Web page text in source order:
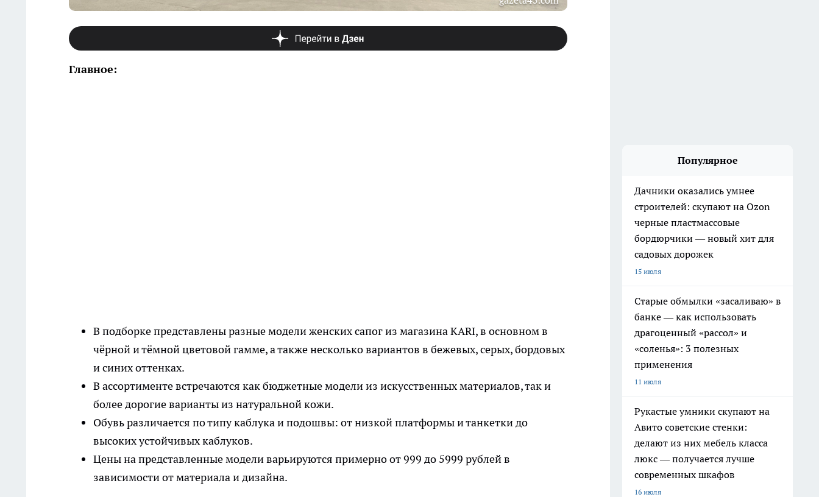
Главное:
В подборке представлены разные модели женских сапог из магазина KARI, в основном в
чёрной и тёмной цветовой гамме, а также несколько вариантов в бежевых, серых, бордовых
и синих оттенках.
В ассортименте встречаются как бюджетные модели из искусственных материалов, так и
более дорогие варианты из натуральной кожи.
Обувь различается по типу каблука и подошвы: от низкой платформы и танкетки до
высоких устойчивых каблуков.
Цены на представленные модели варьируются примерно от 999 до 5999 рублей в
зависимости от материала и дизайна.
Популярное
Дачники оказались умнее
строителей: скупают на Ozon
черные пластмассовые
бордюрчики — новый хит для
садовых дорожек
15 июля
Старые обмылки «засаливаю» в
банке — как использовать
драгоценный «рассол» и
«соленья»: 3 полезных
применения
11 июля
Рукастые умники скупают на
Авито советские стенки:
делают из них мебель класса
люкс — получается лучше
современных шкафов
16 июля